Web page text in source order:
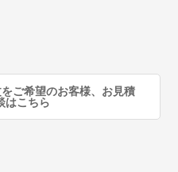
ご希望のお客様、お見積
はこちら